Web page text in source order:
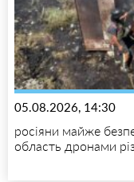
05.08.2026, 14:30
росіяни майже
область дронами